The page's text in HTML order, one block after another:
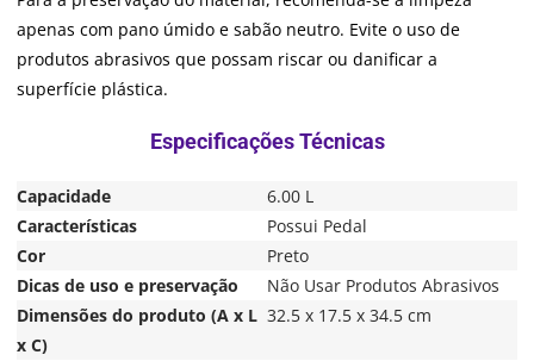
apenas com pano úmido e sabão neutro. Evite o uso de
produtos abrasivos que possam riscar ou danificar a
superfície plástica.
Capacidade
6.00 L
Características
Possui Pedal
Cor
Preto
Dicas de uso e preservação
Não Usar Produtos Abrasivos
Dimensões do produto (A x L
x C)
32.5 x 17.5 x 34.5 cm